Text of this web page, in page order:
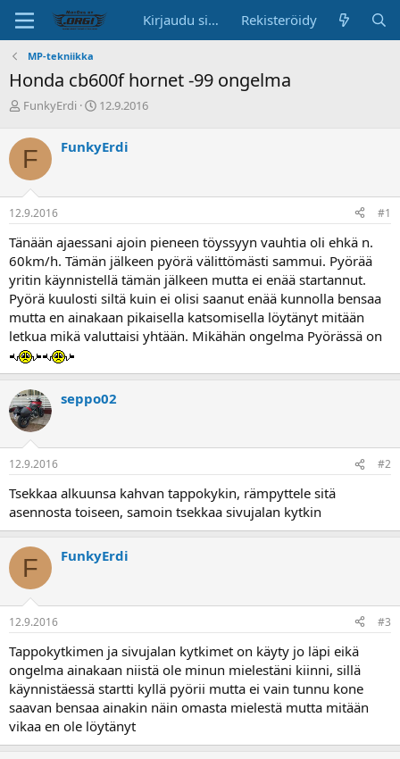
Kirjaudu sisään Rekisteröidy
MP-tekniikka
Honda cb600f hornet -99 ongelma
K
s
k
u
s
t
e
u
n
a
l
o
t
t
a
j
a
FunkyErdi
A
i
s
i
v
ä
12.9.2016
F FunkyErdi
12.9.2016 #1
Tänään ajaessani ajoin pieneen töyssyyn vauhtia oli ehkä n.
60km/h. Tämän jälkeen pyörä välittömästi sammui. Pyörää
yritin käynnistellä tämän jälkeen mutta ei enää startannut.
Pyörä kuulosti siltä kuin ei olisi saanut enää kunnolla bensaa
mutta en ainakaan pikaisella katsomisella löytänyt mitään
letkua mikä valuttaisi yhtään. Mikähän ongelma Pyörässä on
seppo02
12.9.2016 #2
Tsekkaa alkuunsa kahvan tappokykin, rämpyttele sitä
asennosta toiseen, samoin tsekkaa sivujalan kytkin
F FunkyErdi
12.9.2016 #3
Tappokytkimen ja sivujalan kytkimet on käyty jo läpi eikä
ongelma ainakaan niistä ole minun mielestäni kiinni, sillä
käynnistäessä startti kyllä pyörii mutta ei vain tunnu kone
saavan bensaa ainakin näin omasta mielestä mutta mitään
vikaa en ole löytänyt